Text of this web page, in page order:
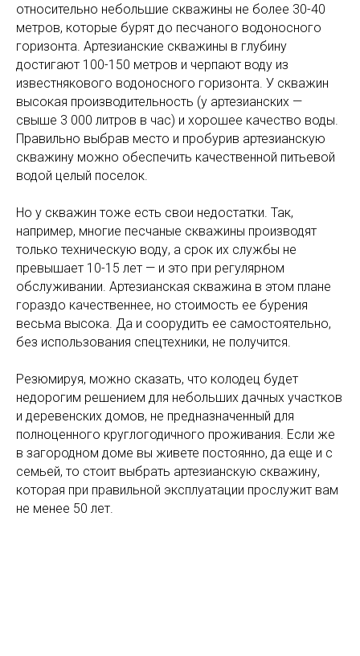
относительно небольшие скважины не более 30-40
метров, которые бурят до песчаного водоносного
горизонта. Артезианские скважины в глубину
достигают 100-150 метров и черпают воду из
известнякового водоносного горизонта. У скважин
высокая производительность (у артезианских —
свыше 3 000 литров в час) и хорошее качество воды.
Правильно выбрав место и пробурив артезианскую
скважину можно обеспечить качественной питьевой
водой целый поселок.
Но у скважин тоже есть свои недостатки. Так,
например, многие песчаные скважины производят
только техническую воду, а срок их службы не
превышает 10-15 лет — и это при регулярном
обслуживании. Артезианская скважина в этом плане
гораздо качественнее, но стоимость ее бурения
весьма высока. Да и соорудить ее самостоятельно,
без использования спецтехники, не получится.
Резюмируя, можно сказать, что колодец будет
недорогим решением для небольших дачных участков
и деревенских домов, не предназначенный для
полноценного круглогодичного проживания. Если же
в загородном доме вы живете постоянно, да еще и с
семьей, то стоит выбрать артезианскую скважину,
которая при правильной эксплуатации прослужит вам
не менее 50 лет.